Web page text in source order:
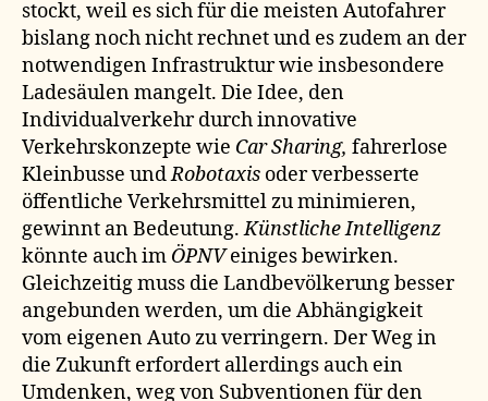
stockt, weil es sich für die meisten Autofahrer
bislang noch nicht rechnet und es zudem an der
notwendigen Infrastruktur wie insbesondere
Ladesäulen mangelt. Die Idee, den
Individualverkehr durch innovative
Verkehrskonzepte wie Car Sharing, fahrerlose
Kleinbusse undRobotaxis oder verbesserte
öffentliche Verkehrsmittel zu minimieren,
gewinnt an Bedeutung.Künstliche Intelligenz
könnte auch im ÖPNVeiniges bewirken.
Gleichzeitig muss die Landbevölkerung besser
angebunden werden, um die Abhängigkeit
vom eigenen Auto zu verringern. Der Weg in
die Zukunft erfordert allerdings auch ein
Umdenken, weg von Subventionen für den